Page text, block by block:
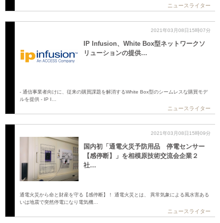
ニュースライター
2021年03月08日15時07分
IP Infusion、White Box型ネットワークソ
リューションの提供…
- 通信事業者向けに、従来の購買課題を解消するWhite Box型のシームレスな購買モデ
ルを提供 - IP I…
ニュースライター
2021年03月08日15時09分
国内初「通電火災予防用品 停電センサー
【感停断】」を相模原技術交流会企業２
社…
通電火災から命と財産を守る【感停断】！ 通電火災とは、 異常気象による風水害ある
いは地震で突然停電になり電気機…
ニュースライター